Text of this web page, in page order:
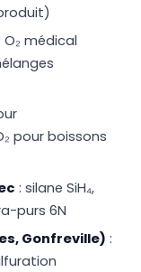
O₂ médical
pour boissons
: silane SiH₄,
purs 6N
Gonfreville) :